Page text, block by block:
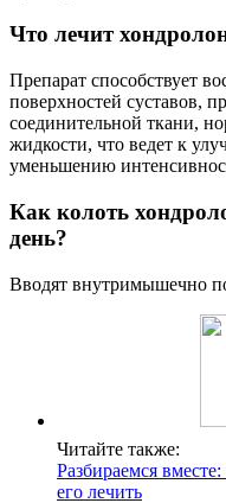
Что лечит
Препарат способствует
поверхностей суставов,
соединительной ткани,
жидкости, что ведет к
уменьшению
Как колоть
день?
Вводят внутримышечно
Читайте также:
Разбираемся
его лечить